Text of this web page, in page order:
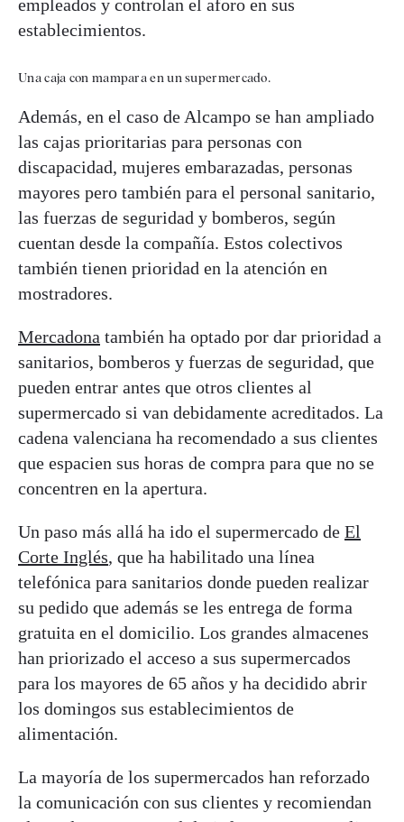
empleados y controlan el aforo en sus
establecimientos.
Una caja con mampara en un supermercado.
Además, en el caso de Alcampo se han ampliado
las cajas prioritarias para personas con
discapacidad, mujeres embarazadas, personas
mayores pero también para el personal sanitario,
las fuerzas de seguridad y bomberos, según
cuentan desde la compañía. Estos colectivos
también tienen prioridad en la atención en
mostradores.
Mercadona también ha optado por dar prioridad a
sanitarios, bomberos y fuerzas de seguridad, que
pueden entrar antes que otros clientes al
supermercado si van debidamente acreditados. La
cadena valenciana ha recomendado a sus clientes
que espacien sus horas de compra para que no se
concentren en la apertura.
Un paso más allá ha ido el supermercado de El
Corte Inglés, que ha habilitado una línea
telefónica para sanitarios donde pueden realizar
su pedido que además se les entrega de forma
gratuita en el domicilio. Los grandes almacenes
han priorizado el acceso a sus supermercados
para los mayores de 65 años y ha decidido abrir
los domingos sus establecimientos de
alimentación.
La mayoría de los supermercados han reforzado
la comunicación con sus clientes y recomiendan